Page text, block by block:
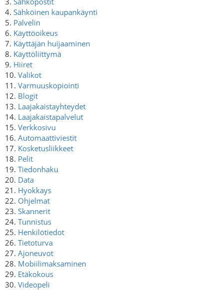
4. Sähköinen kaupankäynti
5. Palvelin
6. Käyttöoikeus
7. Käyttäjän huijaaminen
8. Käyttöliittymä
9. Hiiret
10. Valikot
11. Varmuuskopiointi
12. Blogit
13. Laajakaistayhteydet
14. Laajakaistapalvelut
15. Verkkosivu
16. Automaattiviestit
17. Kosketusliikkeet
18. Pelit
19. Tiedonhaku
20. Data
21. Hyokkays
22. Ohjelmat
23. Skannerit
24. Tunnistus
25. Henkilötiedot
26. Tietoturva
27. Ajoneuvot
28. Mobiilimaksaminen
29. Etäkokous
30. Videopeli